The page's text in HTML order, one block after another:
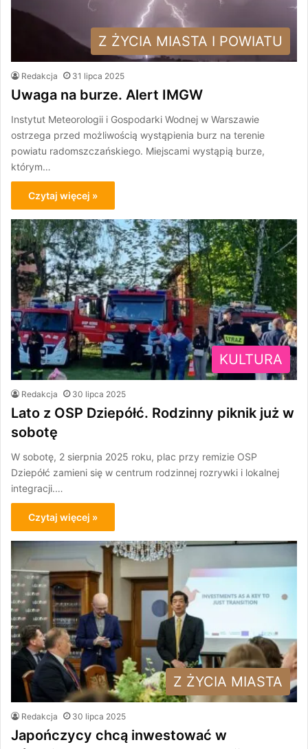
Z ŻYCIA MIASTA I POWIATU
Redakcja 31 lipca 2025
Uwaga na burze. Alert IMGW
Instytut Meteorologii i Gospodarki Wodnej w Warszawie
ostrzega przed możliwością wystąpienia burz na terenie
powiatu radomszczańskiego. Miejscami wystąpią burze,
którym…
Czytaj więcej »
KULTURA
Redakcja 30 lipca 2025
Lato z OSP Dziepółć. Rodzinny piknik już w
sobotę
W sobotę, 2 sierpnia 2025 roku, plac przy remizie OSP
Dziepółć zamieni się w centrum rodzinnej rozrywki i lokalnej
integracji.…
Czytaj więcej »
Z ŻYCIA MIASTA
Redakcja 30 lipca 2025
Japończycy chcą inwestować w